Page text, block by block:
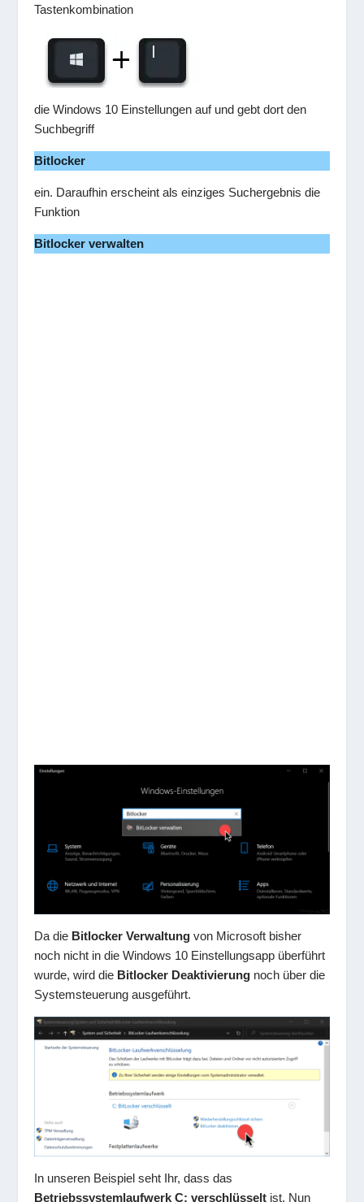
Tastenkombination
die Windows 10 Einstellungen auf und gebt dort den
Suchbegriff
Bitlocker
ein. Daraufhin erscheint als einziges Suchergebnis die
Funktion
Bitlocker verwalten
Da die Bitlocker Verwaltung von Microsoft bisher
noch nicht in die Windows 10 Einstellungsapp überführt
wurde, wird die Bitlocker Deaktivierung noch über die
Systemsteuerung ausgeführt.
In unseren Beispiel seht Ihr, dass das
Betriebssystemlaufwerk C: verschlüsselt ist. Nun